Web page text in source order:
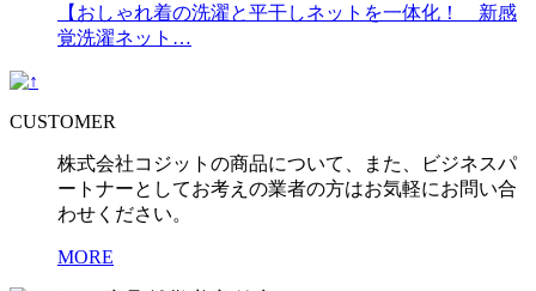
【おしゃれ着の洗濯と平干しネットを一体化！ 新感
覚洗濯ネット…
CUSTOMER
株式会社コジットの商品について、また、ビジネスパ
ートナーとしてお考えの業者の方はお気軽にお問い合
わせください。
MORE